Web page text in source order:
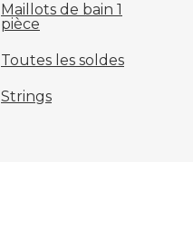
Maillots de bain 1
pièce
Toutes les soldes
Strings